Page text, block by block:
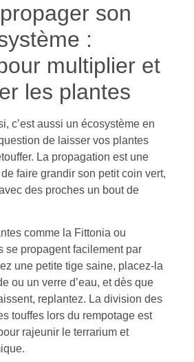
son
:
multiplier et
les plantes
c’est aussi un écosystème en
de laisser vos plantes
La propagation est une
faire grandir son petit coin vert,
des proches un bout de
comme la Fittonia ou
se propagent facilement par
une petite tige saine, placez-la
ou un verre d’eau, et dès que
replantez. La division des
touffes lors du rempotage est
rajeunir le terrarium et